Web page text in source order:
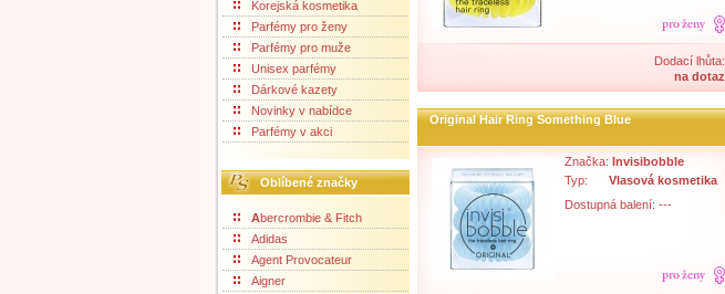
Korejská kosmetika
Parfémy pro ženy
Parfémy pro muže
Unisex parfémy
Dárkové kazety
Novinky v nabídce
Parfémy v akci
Oblíbené značky
Abercrombie & Fitch
Adidas
Agent Provocateur
Aigner
Dodací lhůta:
na dotaz
Original Hair Ring Something Blue
Značka: Invisibobble
Typ:
Vlasová kosmetika
Dostupná balení: ---